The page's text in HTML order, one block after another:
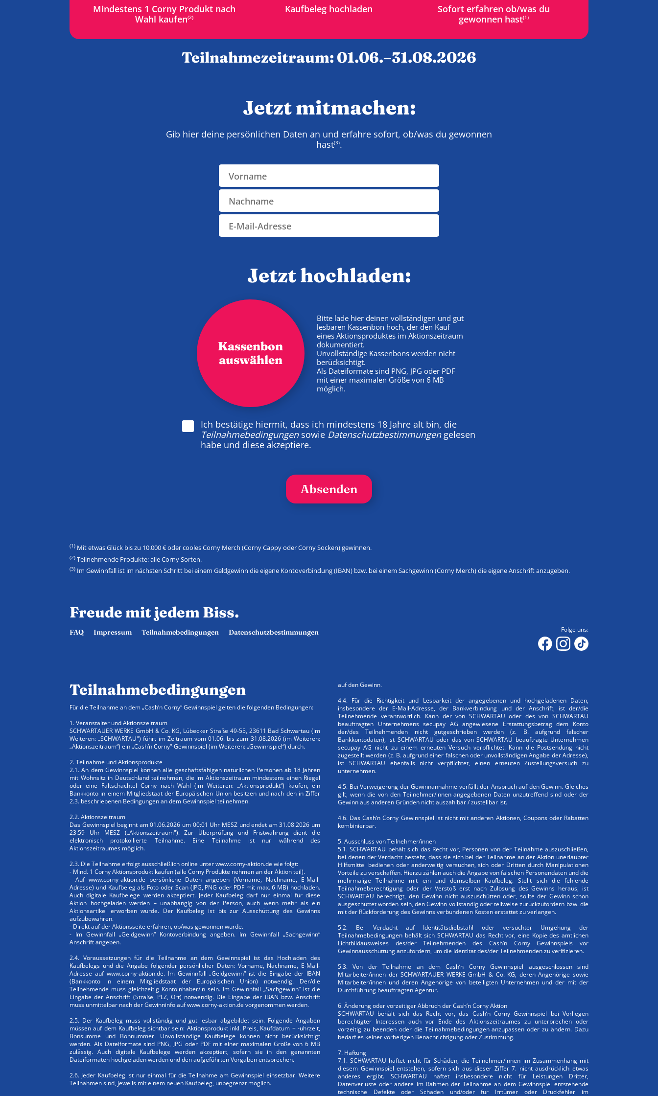
Mindestens 1 Corny Produkt nach
Wahl kaufen(2)
Kaufbeleg hochladen
Sofort erfahren ob/was du
gewonnen hast(1)
Teilnahmezeitraum: 01.06.–31.08.2026
Jetzt mitmachen:
Gib hier deine persönlichen Daten an und erfahre sofort, ob/was du gewonnen
hast(3).
Jetzt hochladen:
Kassenbon
auswählen
Bitte lade hier deinen vollständigen und gut
lesbaren Kassenbon hoch, der den Kauf
eines Aktionsproduktes im Aktionszeitraum
dokumentiert.
Unvollständige Kassenbons werden nicht
berücksichtigt.
Als Dateiformate sind PNG, JPG oder PDF
mit einer maximalen Größe von 6 MB
möglich.
Ich bestätige hiermit, dass ich mindestens 18 Jahre alt bin, die
Teilnahmebedingungensowie Datenschutzbestimmungengelesen
habe und diese akzeptiere.
Absenden
(1) Mit etwas Glück bis zu 10.000 € oder cooles Corny Merch (Corny Cappy oder Corny Socken) gewinnen.
(2) Teilnehmende Produkte: alle Corny Sorten.
(3) Im Gewinnfall ist im nächsten Schritt bei einem Geldgewinn die eigene Kontoverbindung (IBAN) bzw. bei einem Sachgewinn (Corny Merch) die eigene Anschrift anzugeben.
Freude mit jedem Biss.
FAQ Impressum Teilnahmebedingungen Datenschutzbestimmungen Folge uns:
Teilnahmebedingungen
Für die Teilnahme an dem „Cash‘n Corny“ Gewinnspiel gelten die folgenden Bedingungen:
1. Veranstalter und Aktionszeitraum
SCHWARTAUER WERKE GmbH & Co. KG, Lübecker Straße 49-55, 23611 Bad Schwartau (im
Weiteren: „SCHWARTAU") führt im Zeitraum vom 01.06. bis zum 31.08.2026 (im Weiteren:
„Aktionszeitraum“) ein „Cash’n Corny“-Gewinnspiel (im Weiteren: „Gewinnspiel“) durch.
2. Teilnahme und Aktionsprodukte
2.1. An dem Gewinnspiel können alle geschäftsfähigen natürlichen Personen ab 18 Jahren
mit Wohnsitz in Deutschland teilnehmen, die im Aktionszeitraum mindestens einen Riegel
oder eine Faltschachtel Corny nach Wahl (im Weiteren: „Aktionsprodukt“) kaufen, ein
Bankkonto in einem Mitgliedstaat der Europäischen Union besitzen und nach den in Ziffer
2.3. beschriebenen Bedingungen an dem Gewinnspiel teilnehmen.
2.2. Aktionszeitraum
Das Gewinnspiel beginnt am 01.06.2026 um 00:01 Uhr MESZ und endet am 31.08.2026 um
23:59 Uhr MESZ („Aktionszeitraum"). Zur Überprüfung und Fristwahrung dient die
elektronisch protokollierte Teilnahme. Eine Teilnahme ist nur während des
Aktionszeitraumes möglich.
2.3. Die Teilnahme erfolgt ausschließlich online unter www.corny-aktion.de wie folgt:
- Mind. 1 Corny Aktionsprodukt kaufen (alle Corny Produkte nehmen an der Aktion teil).
- Auf www.corny-aktion.de persönliche Daten angeben (Vorname, Nachname, E-Mail-
Adresse) und Kaufbeleg als Foto oder Scan (JPG, PNG oder PDF mit max. 6 MB) hochladen.
Auch digitale Kaufbelege werden akzeptiert. Jeder Kaufbeleg darf nur einmal für diese
Aktion hochgeladen werden – unabhängig von der Person, auch wenn mehr als ein
Aktionsartikel erworben wurde. Der Kaufbeleg ist bis zur Ausschüttung des Gewinns
aufzubewahren.
- Direkt auf der Aktionsseite erfahren, ob/was gewonnen wurde.
- Im Gewinnfall „Geldgewinn“ Kontoverbindung angeben. Im Gewinnfall „Sachgewinn“
Anschrift angeben.
2.4. Voraussetzungen für die Teilnahme an dem Gewinnspiel ist das Hochladen des
Kaufbelegs und die Angabe folgender persönlicher Daten: Vorname, Nachname, E-Mail-
Adresse auf www.corny-aktion.de. Im Gewinnfall „Geldgewinn“ ist die Eingabe der IBAN
(Bankkonto in einem Mitgliedstaat der Europäischen Union) notwendig. Der/die
Teilnehmende muss gleichzeitig Kontoinhaber/in sein. Im Gewinnfall „Sachgewinn“ ist die
Eingabe der Anschrift (Straße, PLZ, Ort) notwendig. Die Eingabe der IBAN bzw. Anschrift
muss unmittelbar nach der Gewinninfo auf www.corny-aktion.de vorgenommen werden.
2.5. Der Kaufbeleg muss vollständig und gut lesbar abgebildet sein. Folgende Angaben
müssen auf dem Kaufbeleg sichtbar sein: Aktionsprodukt inkl. Preis, Kaufdatum + -uhrzeit,
Bonsumme und Bonnummer. Unvollständige Kaufbelege können nicht berücksichtigt
werden. Als Dateiformate sind PNG, JPG oder PDF mit einer maximalen Größe von 6 MB
zulässig. Auch digitale Kaufbelege werden akzeptiert, sofern sie in den genannten
Dateiformaten hochgeladen werden und den aufgeführten Vorgaben entsprechen.
2.6. Jeder Kaufbeleg ist nur einmal für die Teilnahme am Gewinnspiel einsetzbar. Weitere
Teilnahmen sind, jeweils mit einem neuen Kaufbeleg, unbegrenzt möglich.
auf den Gewinn.
4.4. Für die Richtigkeit und Lesbarkeit der angegebenen und hochgeladenen Daten,
insbesondere der E-Mail-Adresse, der Bankverbindung und der Anschrift, ist der/die
Teilnehmende verantwortlich. Kann der von SCHWARTAU oder des von SCHWARTAU
beauftragten Unternehmens secupay AG angewiesene Erstattungsbetrag dem Konto
der/des Teilnehmenden nicht gutgeschrieben werden (z. B. aufgrund falscher
Bankkontodaten), ist SCHWARTAU oder das von SCHWARTAU beauftragte Unternehmen
secupay AG nicht zu einem erneuten Versuch verpflichtet. Kann die Postsendung nicht
zugestellt werden (z. B. aufgrund einer falschen oder unvollständigen Angabe der Adresse),
ist SCHWARTAU ebenfalls nicht verpflichtet, einen erneuten Zustellungsversuch zu
unternehmen.
4.5. Bei Verweigerung der Gewinnannahme verfällt der Anspruch auf den Gewinn. Gleiches
gilt, wenn die von den Teilnehmer/innen angegebenen Daten unzutreffend sind oder der
Gewinn aus anderen Gründen nicht auszahlbar / zustellbar ist.
4.6. Das Cash‘n Corny Gewinnspiel ist nicht mit anderen Aktionen, Coupons oder Rabatten
kombinierbar.
5. Ausschluss von Teilnehmer/innen
5.1. SCHWARTAU behält sich das Recht vor, Personen von der Teilnahme auszuschließen,
bei denen der Verdacht besteht, dass sie sich bei der Teilnahme an der Aktion unerlaubter
Hilfsmittel bedienen oder anderweitig versuchen, sich oder Dritten durch Manipulationen
Vorteile zu verschaffen. Hierzu zählen auch die Angabe von falschen Personendaten und die
mehrmalige Teilnahme mit ein und demselben Kaufbeleg. Stellt sich die fehlende
Teilnahmeberechtigung oder der Verstoß erst nach Zulosung des Gewinns heraus, ist
SCHWARTAU berechtigt, den Gewinn nicht auszuschütten oder, sollte der Gewinn schon
ausgeschüttet worden sein, den Gewinn vollständig oder teilweise zurückzufordern bzw. die
mit der Rückforderung des Gewinns verbundenen Kosten erstattet zu verlangen.
5.2. Bei Verdacht auf Identitätsdiebstahl oder versuchter Umgehung der
Teilnahmebedingungen behält sich SCHWARTAU das Recht vor, eine Kopie des amtlichen
Lichtbildausweises des/der Teilnehmenden des Cash‘n Corny Gewinnspiels vor
Gewinnausschüttung anzufordern, um die Identität des/der Teilnehmenden zu verifizieren.
5.3. Von der Teilnahme an dem Cash‘n Corny Gewinnspiel ausgeschlossen sind
Mitarbeiter/innen der SCHWARTAUER WERKE GmbH & Co. KG, deren Angehörige sowie
Mitarbeiter/innen und deren Angehörige von beteiligten Unternehmen und der mit der
Durchführung beauftragten Agentur.
6. Änderung oder vorzeitiger Abbruch der Cash‘n Corny Aktion
SCHWARTAU behält sich das Recht vor, das Cash‘n Corny Gewinnspiel bei Vorliegen
berechtigter Interessen auch vor Ende des Aktionszeitraumes zu unterbrechen oder
vorzeitig zu beenden oder die Teilnahmebedingungen anzupassen oder zu ändern. Dazu
bedarf es keiner vorherigen Benachrichtigung oder Zustimmung.
7. Haftung
7.1. SCHWARTAU haftet nicht für Schäden, die Teilnehmer/innen im Zusammenhang mit
diesem Gewinnspiel entstehen, sofern sich aus dieser Ziffer 7. nicht ausdrücklich etwas
anderes ergibt. SCHWARTAU haftet insbesondere nicht für Leistungen Dritter,
Datenverluste oder andere im Rahmen der Teilnahme an dem Gewinnspiel entstehende
technische Defekte oder Schäden und/oder für Irrtümer oder Druckfehler im